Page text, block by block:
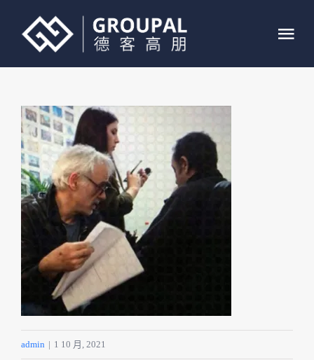
关于我们
业务介绍
案例展示
联系我们
English
admin | 1 10 月, 2021